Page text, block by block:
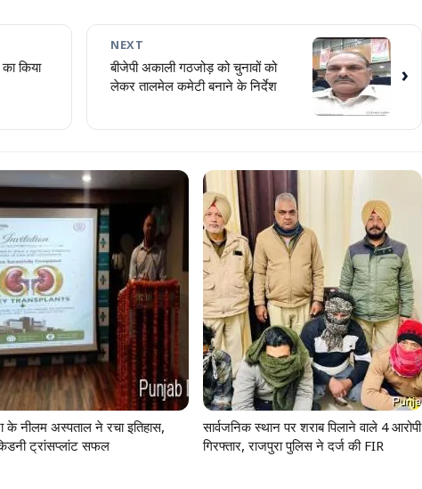
किया
NEXT
बीजेपी अकाली गठजोड़ को चुनावों को
लेकर तालमेल कमेटी बनाने के निर्देश
›
के नीलम अस्पताल ने रचा इतिहास,
ट्रांसप्लांट सफल
सार्वजनिक स्थान पर शराब पिलाने वाले 4 आरोपी
गिरफ्तार, राजपुरा पुलिस ने दर्ज की FIR